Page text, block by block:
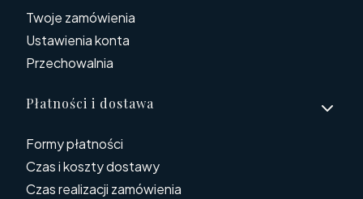
Twoje zamówienia
Ustawienia konta
Przechowalnia
Płatności i dostawa
Formy płatności
Czas i koszty dostawy
Czas realizacji zamówienia